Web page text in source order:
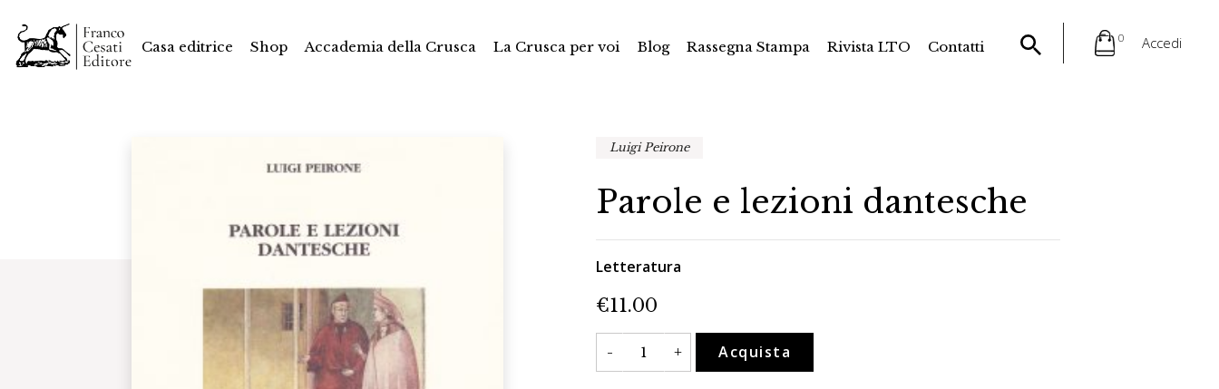
Casa editrice Shop Accademia della Crusca La Crusca per voi Blog Rassegna Stampa Rivista LTO Contatti
0 Accedi
Luigi Peirone
Parole e lezioni dantesche
Letteratura
€11.00
-
Parole
lezioni
+ Acquista